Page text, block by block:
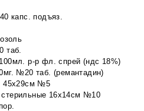
капс. подъяз.
таб.
р-р фл. спрей (ндс 18%)
№20 таб. (ремантадин)
45х29см №5
16х14см №10